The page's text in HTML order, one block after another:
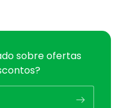
sobre ofertas